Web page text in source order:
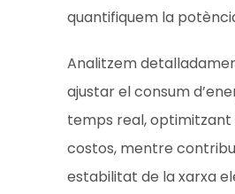
quantifiquem la
Analitzem
ajustar el consum
temps real, optimitzant
costos, mentre
estabilitat de la xarxa